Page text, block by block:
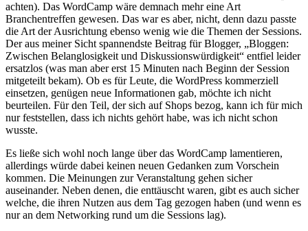
achten). Das WordCamp wäre demnach mehr eine Art
Branchentreffen gewesen. Das war es aber, nicht, denn dazu passte
die Art der Ausrichtung ebenso wenig wie die Themen der Sessions.
Der aus meiner Sicht spannendste Beitrag für Blogger, „Bloggen:
Zwischen Belanglosigkeit und Diskussionswürdigkeit“ entfiel leider
ersatzlos (was man aber erst 15 Minuten nach Beginn der Session
mitgeteilt bekam). Ob es für Leute, die WordPress kommerziell
einsetzen, genügen neue Informationen gab, möchte ich nicht
beurteilen. Für den Teil, der sich auf Shops bezog, kann ich für mich
nur feststellen, dass ich nichts gehört habe, was ich nicht schon
wusste.
Es ließe sich wohl noch lange über das WordCamp lamentieren,
allerdings würde dabei keinen neuen Gedanken zum Vorschein
kommen. Die Meinungen zur Veranstaltung gehen sicher
auseinander. Neben denen, die enttäuscht waren, gibt es auch sicher
welche, die ihren Nutzen aus dem Tag gezogen haben (und wenn es
nur an dem Networking rund um die Sessions lag).